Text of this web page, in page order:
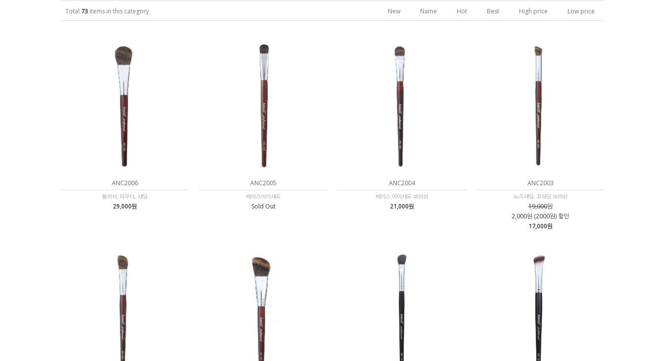
Total 73 items in this category New Name Hot Best High price Low price
ANC2006
블러셔, 파우더, 섀딩
29,000원
ANC2005
베이스아이섀도
Sold Out
ANC2004
베이스 아이섀도 브러쉬
21,000원
ANC2003
노즈섀딩, 코쉐딩 브러쉬
19,000원
2,000원 (2000원) 할인
17,000원